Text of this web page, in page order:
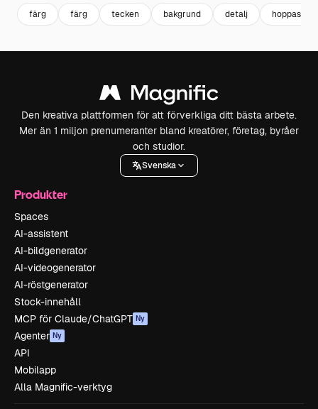
färg färg tecken bakgrund detalj hoppas
Den kreativa plattformen för att förverkliga ditt bästa arbete.
Mer än 1 miljon prenumeranter bland kreatörer, företag, byråer
och studior.
Svenska
Produkter
Spaces
AI-assistent
AI-bildgenerator
AI-videogenerator
AI-röstgenerator
Stock-innehåll
MCP för Claude/ChatGPT Ny
Agenter Ny
API
Mobilapp
Alla Magnific-verktyg